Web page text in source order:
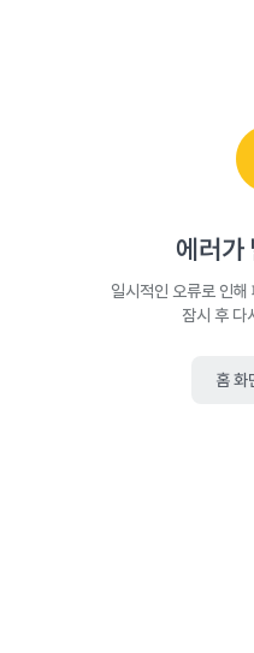
에러가
일시적인 오류로 인해
잠시 후 다
홈 화